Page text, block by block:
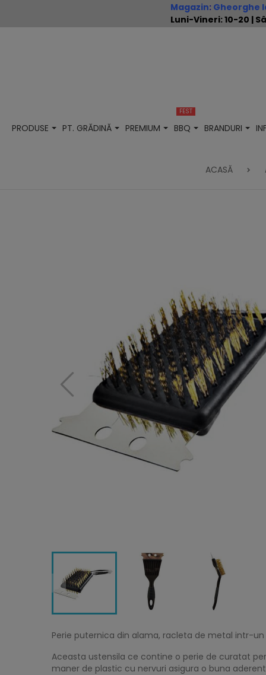
Magazin: Gheorghe
Luni-Vineri: 10-20 |
PRODUSE PT. GRĂDINĂ PREMIUM BBQ
FEST
BRANDURI
ACASĂ
Perie puternica din alama, racleta de metal intr-un
Aceasta ustensila ce contine o perie de curatat
maner de plastic cu nervuri asigura o buna